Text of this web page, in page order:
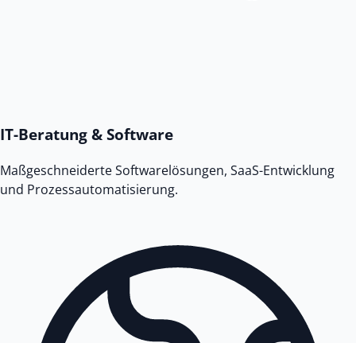
IT-Beratung & Software
Maßgeschneiderte Softwarelösungen, SaaS-Entwicklung
und Prozessautomatisierung.